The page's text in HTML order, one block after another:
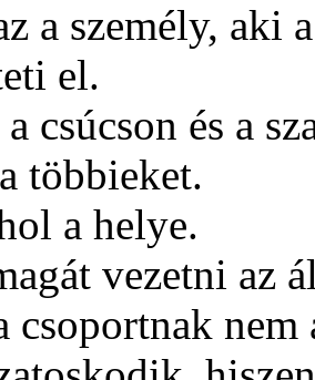
a személy, aki
el.
csúcson és a
többieket.
a helye.
vezetni az
csoportnak